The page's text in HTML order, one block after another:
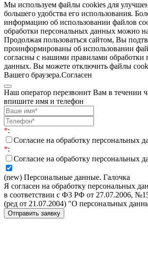
Мы используем файлы cookies для
большего удобства его использования.
информацию об использовании файлов
обработки персональных данных можно
Продолжая пользоваться сайтом, Вы
проинформированы об использовании
согласны с нашими правилами обработки
данных. Вы можете отключить файлы
Вашего браузера.Согласен
Наш оператор перезвонит Вам в течении
впишите имя и телефон
*:
Согласие на обработку персональных
*:
Согласие на обработку персональных
(new) Персональные данные. Галочка
Я согласен на обработку персональных
в соответствии с Ф3 РФ от 27.07.2006,
(ред от 21.07.2004) "О персональных